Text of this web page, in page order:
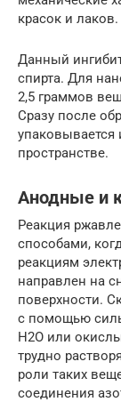
красок и лаков.
Данный
спирта. Для
2,5 граммов
Сразу после
пространстве.
Анодные и
Реакция
способами,
реакциям
направлен на
поверхности.
с помощью
H2О или
трудно
роли таких
соединения